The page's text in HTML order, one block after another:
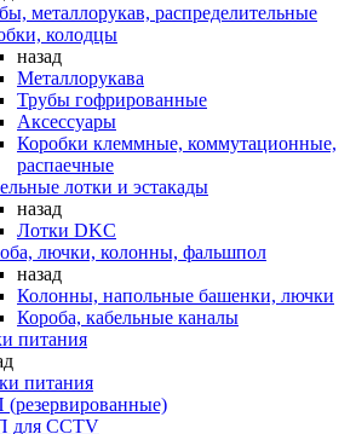
металлорукав, распределительные
колодцы
назад
Металлорукава
Трубы гофрированные
Аксессуары
Коробки клеммные, коммутационные,
распаечные
лотки и эстакады
назад
Лотки DKC
лючки, колонны, фальшпол
назад
Колонны, напольные башенки, лючки
Короба, кабельные каналы
питания
питания
(резервированные)
для CCTV